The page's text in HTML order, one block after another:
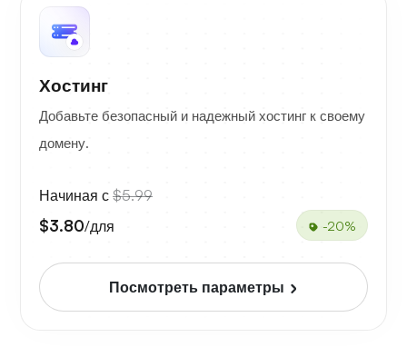
Хостинг
Добавьте безопасный и надежный хостинг к своему
домену.
Начиная с $5.99
$3.80/для -20%
Посмотреть параметры